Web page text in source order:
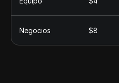
Negocios $8